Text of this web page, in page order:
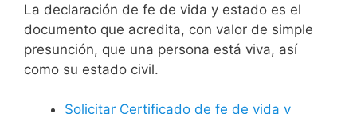
La declaración de fe de vida y estado es el
documento que acredita, con valor de simple
presunción, que una persona está viva, así
como su estado civil.
Solicitar Certificado de fe de vida y